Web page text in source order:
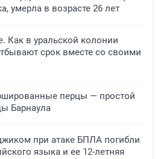
умерла в возрасте 26 лет
Как в уральской колонии
срок вместе со своими
перцы — простой
Барнаула
при атаке БПЛА погибли
языка и ее 12-летняя